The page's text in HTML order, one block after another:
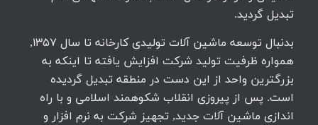
تبدیل گردید.
بدنبال توسعه ماشین آلات تولیدی کارخانه تا سال 1357,
همواره ظرفیت تولید شرکت افزایش یافته تا اینکه به
بزرگترین واحد از این دست در منطقه تبدیل گردیده
است. پس از پیروزی انقلاب شکوهمند اسلامی و با راه
اندازی ماشین آلات جدید, تجهیز شرکت به نرم افزار و